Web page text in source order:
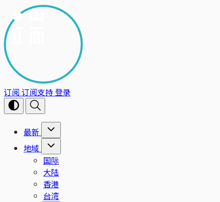
订阅 订阅支持登录
最新
地域
国际
大陆
香港
台湾